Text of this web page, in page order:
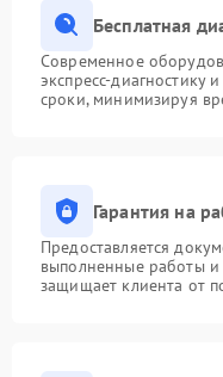
Бесплатная
Современное
экспресс-диагностику
сроки, минимизируя
Гарантия на
Предоставляется
выполненные работы и
защищает клиента от